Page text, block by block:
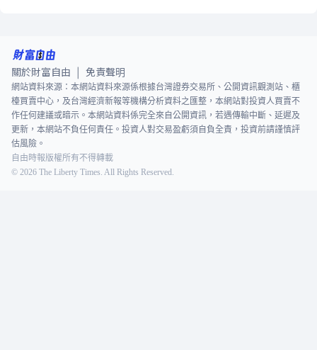
關於財富自由 免責聲明
網站資料來源：本網站資料來源係根據台灣證券交易所、公開資訊觀測站、櫃
檯買賣中心，及台灣經濟新報等機構分析資料之匯整，本網站對投資人買賣不
作任何建議或暗示。本網站資料係完全來自公開資訊，若遇傳輸中斷、延遲及
更新，本網站不負任何責任。投資人對交易盈虧須自負全責，投資前請謹慎評
估風險。
自由時報版權所有不得轉載
© 2026 The Liberty Times. All Rights Reserved.